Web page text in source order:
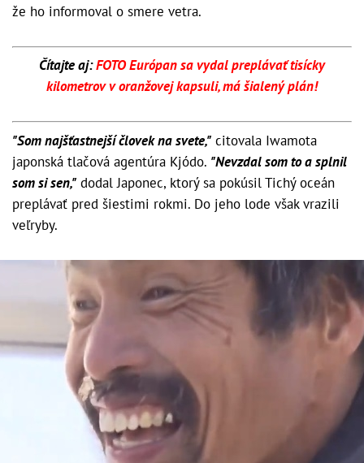
že ho informoval o smere vetra.
Čítajte aj:FOTO Európan sa vydal preplávať tisícky
kilometrov v oranžovej kapsuli, má šialený plán!
"Som najšťastnejší človek na svete," citovala Iwamota
japonská tlačová agentúra Kjódo. "Nevzdal som to a splnil
som si sen," dodal Japonec, ktorý sa pokúsil Tichý oceán
preplávať pred šiestimi rokmi. Do jeho lode však vrazili
veľryby.